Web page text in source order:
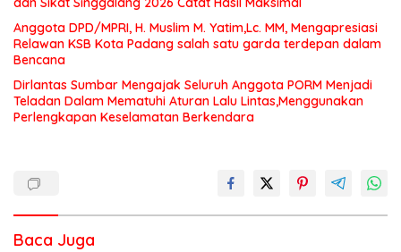
Anggota DPD/MPRI, H. Muslim M. Yatim,Lc. MM, Mengapresiasi
Relawan KSB Kota Padang salah satu garda terdepan dalam
Bencana
Dirlantas Sumbar Mengajak Seluruh Anggota PORM Menjadi
Teladan Dalam Mematuhi Aturan Lalu Lintas,Menggunakan
Perlengkapan Keselamatan Berkendara
Baca Juga